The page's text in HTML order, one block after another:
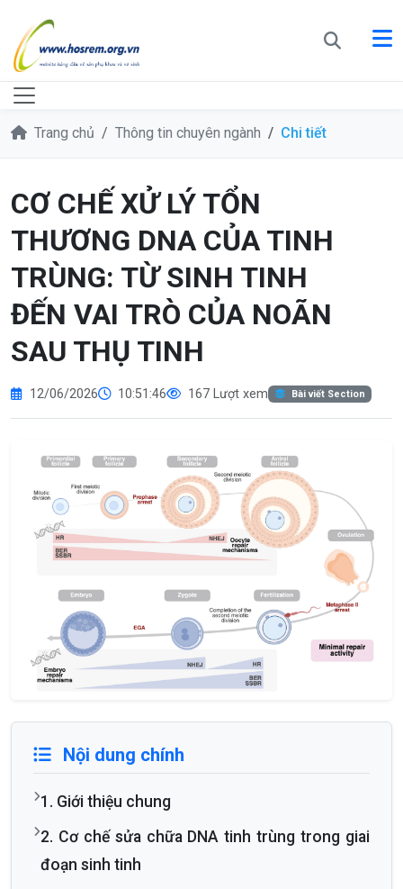
Trang chủ Thông tin chuyên ngành Chi tiết
CƠ CHẾ XỬ LÝ TỔN
THƯƠNG DNA CỦA TINH
TRÙNG: TỪ SINH TINH
ĐẾN VAI TRÒ CỦA NOÃN
SAU THỤ TINH
12/06/2026 10:51:46 167 Lượt xem Bài viết Section
Nội dung chính
1. Giới thiệu chung
2. Cơ chế sửa chữa DNA tinh trùng trong giai
đoạn sinh tinh